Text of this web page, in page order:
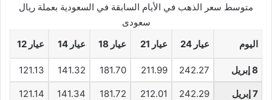
متوسط سعر الذهب في الأيام السابقة في السعودية بعملة ريال
سعودى
اليوم
عيار 24 عيار 21 عيار 18 عيار 14 عيار 12
8 إبريل 242.27
211.99
181.70
141.32
121.13
7 إبريل 242.29
212.01
181.72
141.34
121.14